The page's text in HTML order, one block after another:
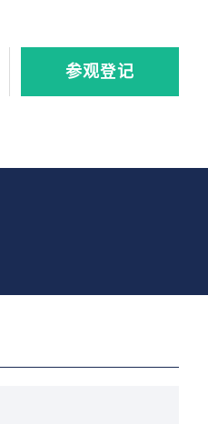
参观登记